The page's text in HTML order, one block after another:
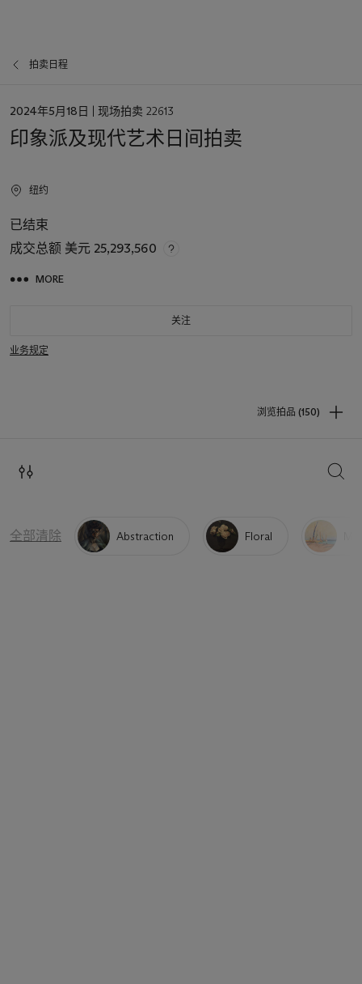
拍卖日程
日
2024年5月18日 | 现场拍卖 22613
印象派及现代艺术日间拍卖
纽约
已结束
成交总额 美元 25,293,560
MORE
关注
业务规定
浏览拍品 (150)
搜索
全部清除 Abstraction Floral